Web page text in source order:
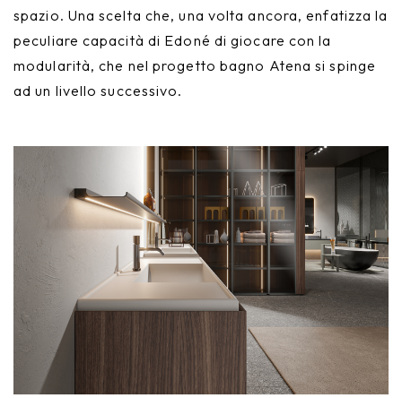
spazio. Una scelta che, una volta ancora, enfatizza la
peculiare capacità di Edoné di giocare con la
modularità, che nel progetto bagno Atena si spinge
ad un livello successivo.